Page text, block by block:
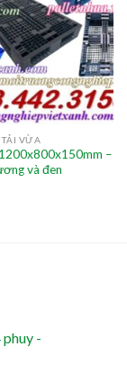
TẢI VỪA
–
và đen
-